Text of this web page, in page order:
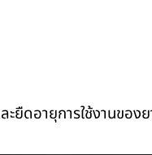
ดอายุการใช้งานของย